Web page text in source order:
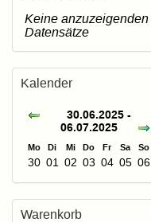
Keine anzuzeigenden
Datensätze
Kalender
30.06.2025 -
06.07.2025
Mo Di Mi Do Fr Sa So
30 01 02 03 04 05 06
Warenkorb